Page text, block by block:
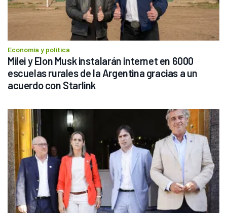
Economía y política
Milei y Elon Musk instalarán internet en 6000
escuelas rurales de la Argentina gracias a un
acuerdo con Starlink